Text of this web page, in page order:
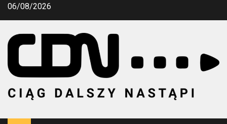
Przejdź
06/08/2026